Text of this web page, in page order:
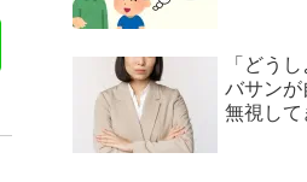
「どう
バサンが
無視し